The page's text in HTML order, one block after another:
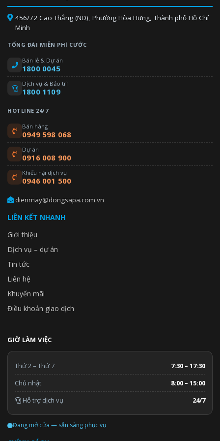
hệ thống mang lại nhiều sự lựa chọn hơn đối với các kiểu dàn
lạnh đơn giản và phong cách.
Lắp đặt linh hoạt, đơn giản
*Có thể kết nối với tối đa 14 dàn lạnh
với tối đa 14 dàn lạnh.
456/72 Cao Thắng (ND), Phường Hòa Hưng, Thành phố Hồ Chí
Minh
TỔNG ĐÀI MIỄN PHÍ CƯỚC
Bán lẻ & Dự án
1800 0045
Dịch vụ & Bảo trì
1800 1109
HOTLINE 24/7
Bán hàng
0949 598 068
Dự án
0916 008 900
Khiếu nại dịch vụ
0946 001 500
dienmay@dongsapa.com.vn
LIÊN KẾT NHANH
Giới thiệu
Dịch vụ – dự án
Tin tức
Liên hệ
Khuyến mãi
Điều khoản giao dịch
GIỜ LÀM VIỆC
Thứ 2 – Thứ 7
7:30 – 17:30
Chủ nhật
8:00 – 15:00
Hỗ trợ dịch vụ
24/7
Đang mở cửa — sẵn sàng phục vụ